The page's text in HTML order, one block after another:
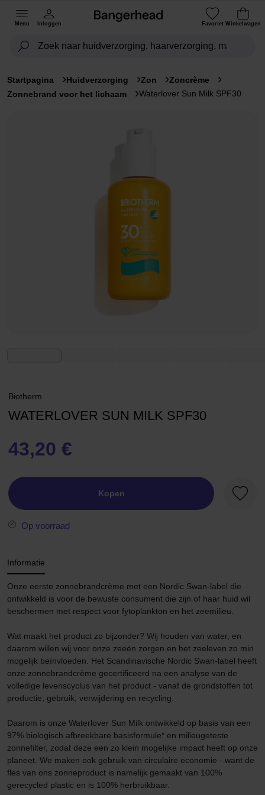
Menu Inloggen Favoriet Winkelwagen
Startpagina Huidverzorging Zon
Zoncrème
Zonnebrand voor het lichaam
Waterlover Sun Milk SPF30
Biotherm
WATERLOVER SUN MILK SPF30
43,20 €
Kopen
Op voorraad
Informatie
Onze eerste zonnebrandcrème met een Nordic Swan-label die
ontwikkeld is voor de bewuste consument die zijn of haar huid wil
beschermen met respect voor fytoplankton en het zeemilieu.
Wat maakt het product zo bijzonder? Wij houden van water, en
daarom willen wij voor onze zeeën zorgen en het zeeleven zo min
mogelijk beïnvloeden. Het Scandinavische Nordic Swan-label heeft
onze zonnebrandcrème gecertificeerd na een analyse van de
volledige levenscyclus van het product - vanaf de grondstoffen tot
productie, gebruik, verwijdering en recycling.
Daarom is onze Waterlover Sun Milk ontwikkeld op basis van een
97% biologisch afbreekbare basisformule* en milieugeteste
zonnefilter, zodat deze een zo klein mogelijke impact heeft op onze
planeet. We maken ook gebruik van circulaire economie - want de
fles van ons zonneproduct is namelijk gemaakt van 100%
gerecycled plastic en is 100% herbruikbaar.